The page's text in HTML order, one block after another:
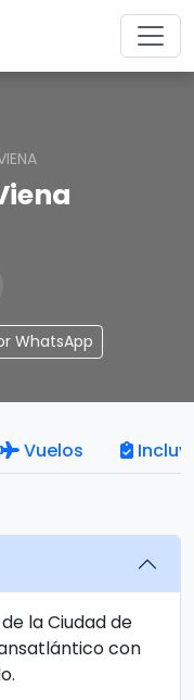
WhatsApp
Vuelos
la Ciudad de
con